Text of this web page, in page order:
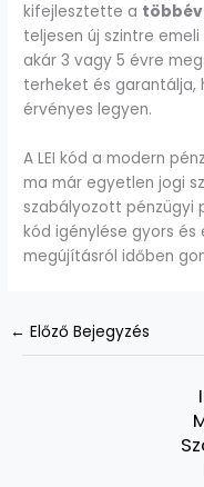
kifejlesztette a
teljesen új szintre
akár 3 vagy 5 évre
terheket és garantálja,
érvényes legyen.
A LEI kód a modern
ma már egyetlen jogi
szabályozott pénzügyi
kód igénylése gyors
megújításról időben
← Előző Bejegyzés